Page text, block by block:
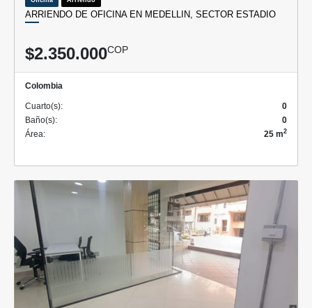
ARRIENDO DE OFICINA EN MEDELLIN, SECTOR ESTADIO
$2.350.000COP
Colombia
Cuarto(s):
0
Baño(s):
0
Área:
25 m2